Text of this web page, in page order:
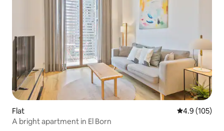
Flat 4.9 out of 5
4.9 (105)
A bright apartment in El Born